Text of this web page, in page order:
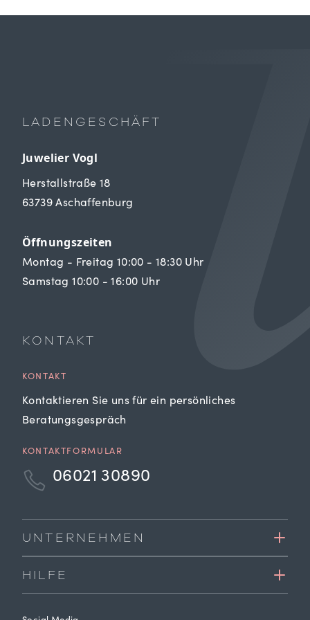
LADENGESCHÄFT
Juwelier Vogl
Herstallstraße 18
63739 Aschaffenburg
Öffnungszeiten
Montag - Freitag 10:00 - 18:30 Uhr
Samstag 10:00 - 16:00 Uhr
KONTAKT
KONTAKT
Kontaktieren Sie uns für ein persönliches
Beratungsgespräch
KONTAKTFORMULAR
06021 30890
UNTERNEHMEN
HILFE